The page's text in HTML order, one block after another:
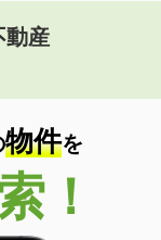
動産
物件を
！